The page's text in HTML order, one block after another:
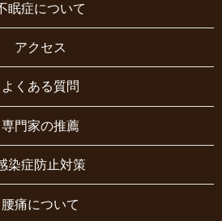
眠症について
アクセス
よくある質問
専門家の推薦
染症防止対策
腰痛について